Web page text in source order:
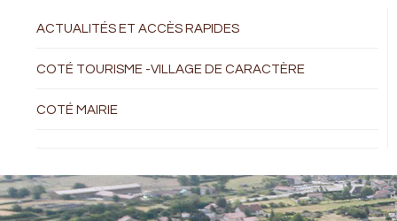
ACTUALITÉS ET ACCÈS RAPIDES
COTÉ TOURISME -VILLAGE DE CARACTÈRE
COTÉ MAIRIE